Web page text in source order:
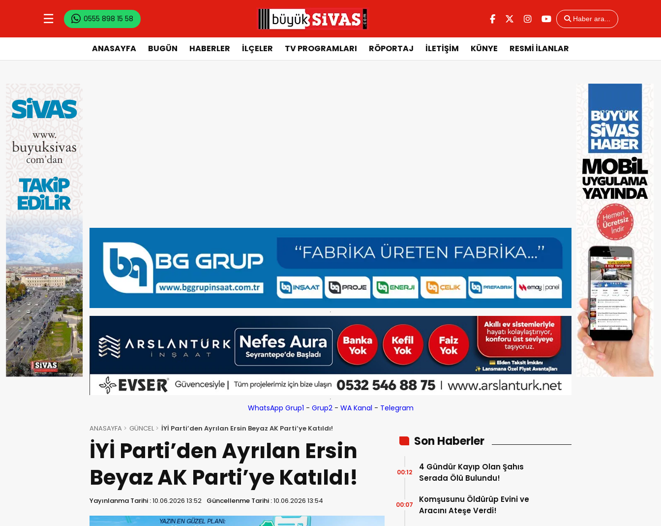
☰ 0555 898 15 58 Haber ara...
ANASAYFA BUGÜN HABERLER İLÇELER TV PROGRAMLARI RÖPORTAJ İLETİŞİM KÜNYE RESMİ İLANLAR
WhatsApp Grup1 - Grup2- WA Kanal - Telegram
ANASAYFA GÜNCEL İYİ Parti’den Ayrılan Ersin Beyaz AK Parti’ye Katıldı!
İYİ Parti’den Ayrılan Ersin
Beyaz AK Parti’ye Katıldı!
Yayınlanma Tarihi :10.06.2026 13:52 Güncellenme Tarihi :10.06.2026 13:54
Son Haberler
4 Gündür Kayıp Olan Şahıs
Serada Ölü Bulundu!
00:12
Komşusunu Öldürüp Evini ve
Aracını Ateşe Verdi!
00:07